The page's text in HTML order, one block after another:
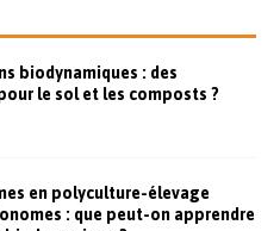
biodynamiques : des
le sol et les composts ?
en polyculture-élevage
: que peut-on apprendre